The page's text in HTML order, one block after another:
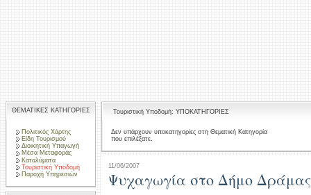
ΘΕΜΑΤΙΚΕΣ ΚΑΤΗΓΟΡΙΕΣ
Πολιτικός Χάρτης
Είδη Τουρισμού
Διοικητική Υπαγωγή
Μέσα Μεταφοράς
Καταλύματα
Τουριστική Υποδομή
Παροχή Υπηρεσιών
Τουριστική Υποδομή: ΥΠΟΚΑΤΗΓΟΡΙΕΣ
Δεν υπάρχουν υποκατηγορίες στη Θεματική Κατηγορία
που επιλέξατε.
11/06/2007
Ψυχαγωγία στο Δήμο